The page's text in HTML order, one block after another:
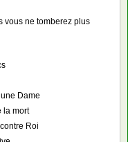
vous ne tomberez plus
Dame
la mort
Roi